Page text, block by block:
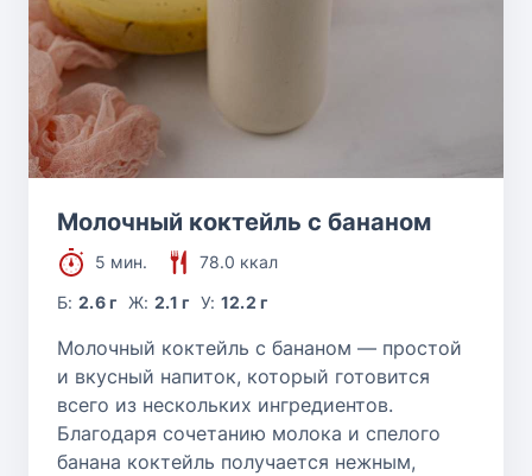
Молочный коктейль с бананом
5 мин.
78.0 ккал
Б:2.6 г Ж: 2.1 г У: 12.2 г
Молочный коктейль с бананом — простой
и вкусный напиток, который готовится
всего из нескольких ингредиентов.
Благодаря сочетанию молока и спелого
банана коктейль получается нежным,